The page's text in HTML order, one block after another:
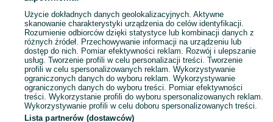
Użycie dokładnych danych geolokalizacyjnych. Aktywne
skanowanie charakterystyki urządzenia do celów identyfikacji.
Rozumienie odbiorców dzięki statystyce lub kombinacji danych z
różnych źródeł. Przechowywanie informacji na urządzeniu lub
dostęp do nich. Pomiar efektywności reklam. Rozwój i ulepszanie
usług. Tworzenie profili w celu personalizacji treści. Tworzenie
profili w celu spersonalizowanych reklam. Wykorzystywanie
ograniczonych danych do wyboru reklam. Wykorzystywanie
ograniczonych danych do wyboru treści. Pomiar efektywności
treści. Wykorzystanie profili do wyboru spersonalizowanych reklam.
Wykorzystywanie profili w celu doboru spersonalizowanych treści.
Lista partnerów (dostawców)